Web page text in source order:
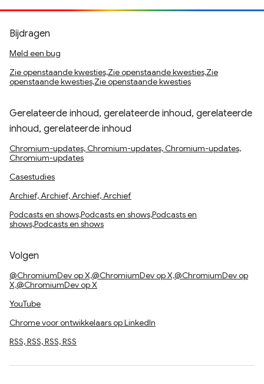
Bijdragen
Meld een bug
Zie openstaande kwesties,Zie openstaande kwesties,Zie
openstaande kwesties,Zie openstaande kwesties
Gerelateerde inhoud, gerelateerde inhoud, gerelateerde
inhoud, gerelateerde inhoud
Chromium-updates, Chromium-updates, Chromium-updates,
Chromium-updates
Casestudies
Archief, Archief, Archief, Archief
Podcasts en shows,Podcasts en shows,Podcasts en
shows,Podcasts en shows
Volgen
@ChromiumDev op X,@ChromiumDev op X,@ChromiumDev op
X,@ChromiumDev op X
YouTube
Chrome voor ontwikkelaars op LinkedIn
RSS, RSS, RSS, RSS